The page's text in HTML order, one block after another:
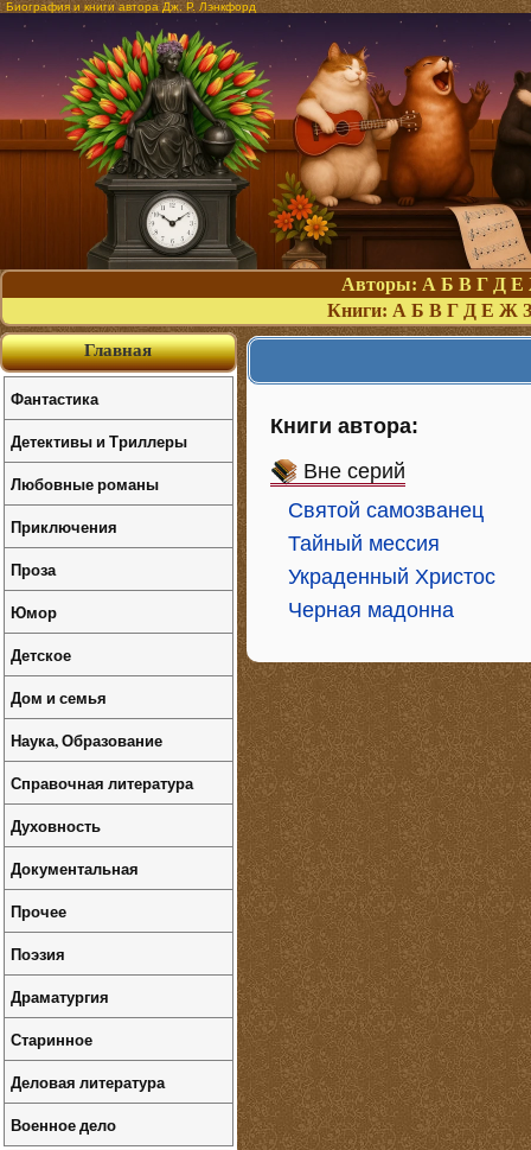
Биография и книги автора Дж. Р. Лэнкфорд
Авторы: А Б В Г Д Е
Книги: А Б В Г Д Е Ж З
Книги автора:
Вне серий
Святой самозванец
Тайный мессия
Украденный Христос
Черная мадонна
Главная
Фантастика
Детективы и Триллеры
Любовные романы
Приключения
Проза
Юмор
Детское
Дом и семья
Наука, Образование
Справочная литература
Духовность
Документальная
Прочее
Поэзия
Драматургия
Старинное
Деловая литература
Военное дело